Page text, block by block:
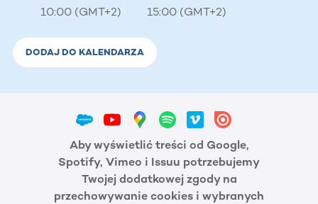
10:00 (GMT+2) 15:00 (GMT+2)
DODAJ DO KALENDARZA
Aby wyświetlić treści od Google,
Spotify, Vimeo i Issuu potrzebujemy
Twojej dodatkowej zgody na
przechowywanie cookies i wybranych